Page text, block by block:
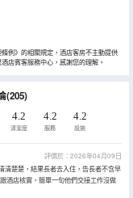
例》的相關規定，酒店客房不主動提供
店賓客服務中心，感謝您的理解。
(205)
4.2
清潔度
4.2
服務
4.2
設施
評價於：2026年04月09日
清楚楚，結果長者去入住，告長者不含早
酒店核實，簡單一句他們交接工作沒做